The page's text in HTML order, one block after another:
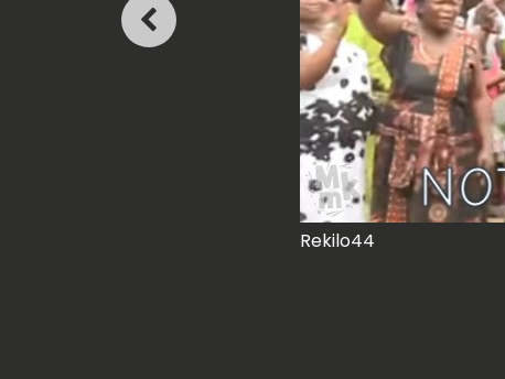
Rekilo44